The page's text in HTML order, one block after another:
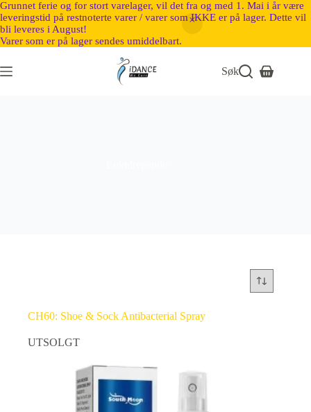
Grunnet ferie og for stort varelager, vil det fra og med 1. Mai i år være
leveringstid på restnoterte varer / varer som IKKE er på lager. Dette vil
bli leveres i August!
Varer som er på lager sendes umiddelbart.
Søk
CH60: Shoe & Sock Antibacterial Spray
UTSOLGT